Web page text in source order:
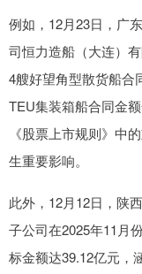
例如，12月23日，广
司恒力造船（大连）
4艘好望角型散货船合
TEU集装箱船合同金
《股票上市规则》中
生重要影响。
此外，12月12日，陕
子公司在2025年11月
标金额达39.12亿元，